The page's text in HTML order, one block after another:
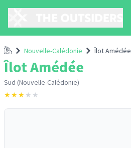
AccueilNouvelle-Calédonie Îlot Amédée
Îlot Amédée
Sud (Nouvelle-Calédonie)
★★★ ★ ★